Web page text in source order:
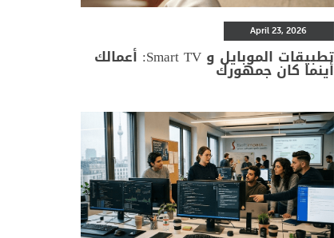
April 23, 2026
تطبيقات الموبايل و Smart TV: أعمالك
أينما كان جمهورك